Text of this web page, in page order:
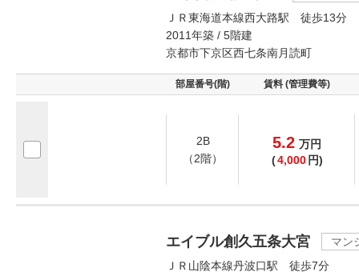
ＪＲ東海道本線西大路駅 徒歩13分
2011年築 / 5階建
京都市下京区西七条南月読町
部屋番号(階) 賃料 (管理費等)
2B
（2階）
5.2 万円
(4,000 円)
エイブル創久五条大宮
マン
ＪＲ山陰本線丹波口駅 徒歩7分